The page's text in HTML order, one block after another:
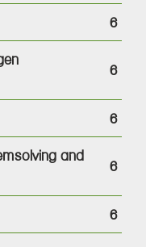
6
6
6
and
6
6